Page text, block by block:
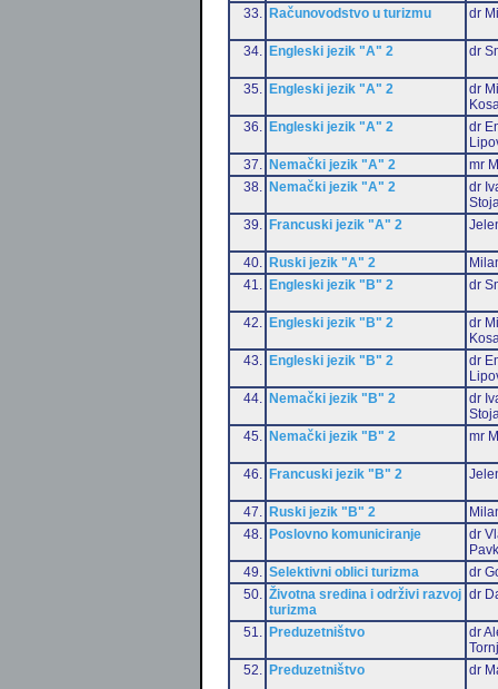
33.
Računovodstvo u turizmu dr
34. Engleski jezik "A" 2 dr
35. Engleski jezik "A" 2
dr
36.
Engleski jezik "A" 2
dr
37.
Nemački jezik "A" 2
mr
38.
Nemački jezik "A" 2
dr
39.
Francuski jezik "A" 2
40. Ruski jezik "A" 2
41.
Engleski jezik "B" 2 dr
42. Engleski jezik "B" 2
dr
43.
Engleski jezik "B" 2
dr
44.
Nemački jezik "B" 2
dr
45.
Nemački jezik "B" 2 mr
46. Francuski jezik "B" 2
47. Ruski jezik "B" 2
48.
Poslovno komuniciranje
dr
49.
Selektivni oblici turizma
dr
50.
Životna sredina i održivi razvoj
turizma
dr
51. Preduzetništvo
dr
52.
Preduzetništvo dr